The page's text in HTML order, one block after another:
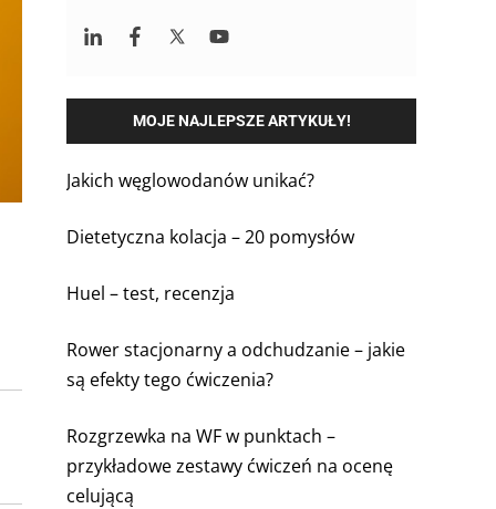
MOJE NAJLEPSZE ARTYKUŁY!
Jakich węglowodanów unikać?
Dietetyczna kolacja – 20 pomysłów
Huel – test, recenzja
Rower stacjonarny a odchudzanie – jakie
są efekty tego ćwiczenia?
Rozgrzewka na WF w punktach –
przykładowe zestawy ćwiczeń na ocenę
celującą